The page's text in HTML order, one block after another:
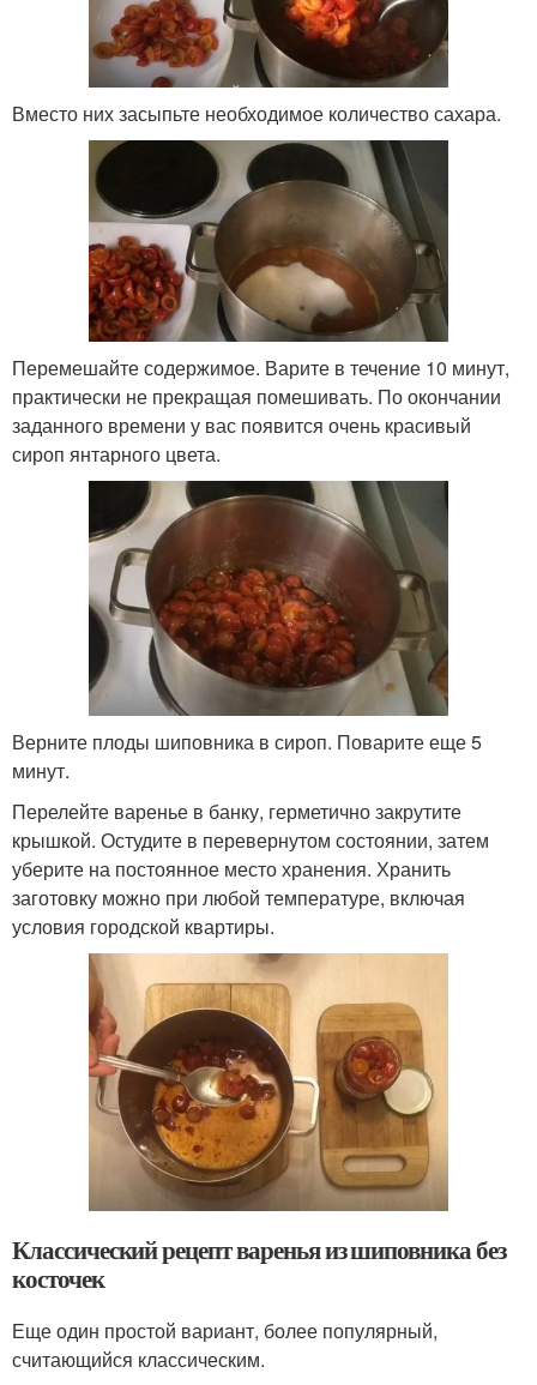
Вместо них засыпьте необходимое количество сахара.
Перемешайте содержимое. Варите в течение 10 минут,
практически не прекращая помешивать. По окончании
заданного времени у вас появится очень красивый
сироп янтарного цвета.
Верните плоды шиповника в сироп. Поварите еще 5
минут.
Перелейте варенье в банку, герметично закрутите
крышкой. Остудите в перевернутом состоянии, затем
уберите на постоянное место хранения. Хранить
заготовку можно при любой температуре, включая
условия городской квартиры.
Классический рецепт варенья из шиповника без
косточек
Еще один простой вариант, более популярный,
считающийся классическим.